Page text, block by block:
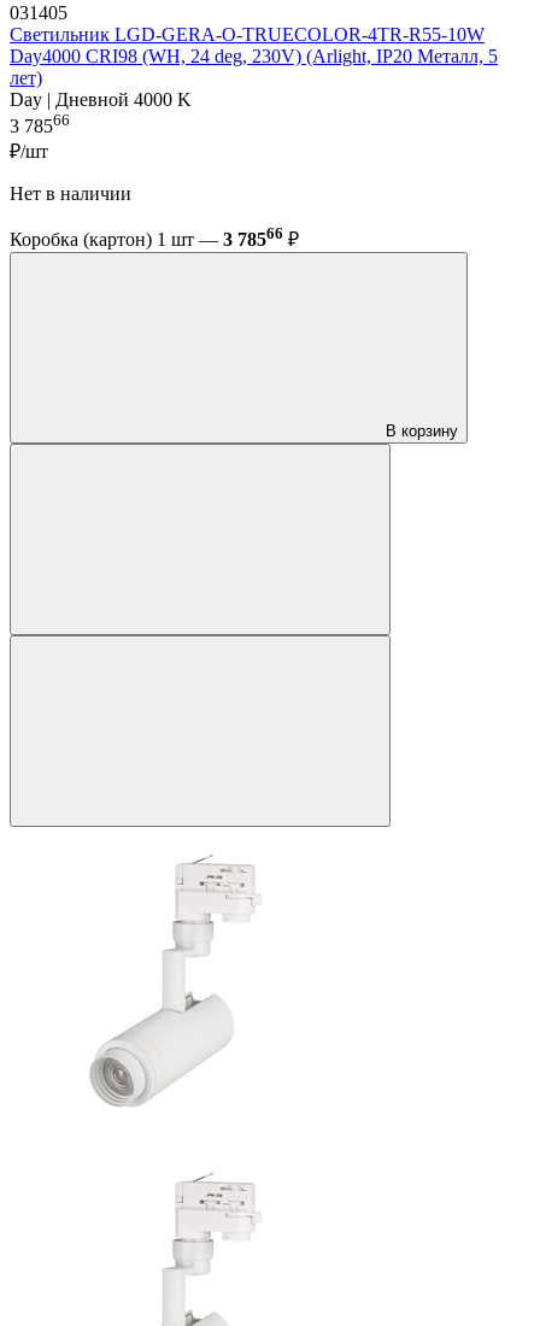
031405
Светильник LGD-GERA-O-TRUECOLOR-4TR-R55-10W
Day4000 CRI98 (WH, 24 deg, 230V) (Arlight, IP20 Металл, 5
лет)
Day | Дневной 4000 K
3 78566
₽/шт
Нет в наличии
Коробка (картон) 1 шт — 3 78566 ₽
В корзину